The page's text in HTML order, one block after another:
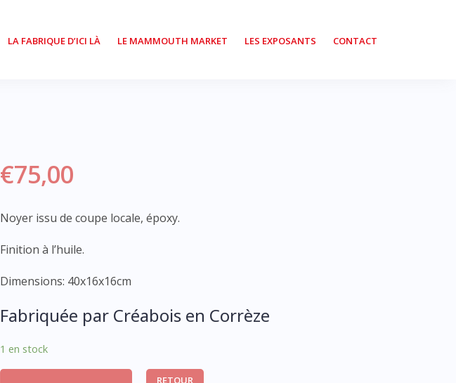
LA FABRIQUE D’ICI LÀ LE MAMMOUTH MARKET LES EXPOSANTS CONTACT
€75,00
Noyer issu de coupe locale, époxy.
Finition à l’huile.
Dimensions: 40x16x16cm
Fabriquée par Créabois en Corrèze
1 en stock
RETOUR